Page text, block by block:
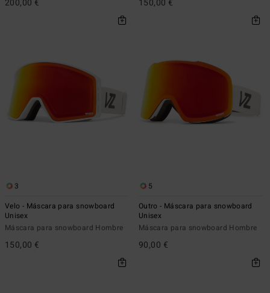
200,00 € 150,00 €
3
Velo - Máscara para snowboard
Unisex
Máscara para snowboard Hombre
150,00 €
5
Outro - Máscara para snowboard
Unisex
Máscara para snowboard Hombre
90,00 €